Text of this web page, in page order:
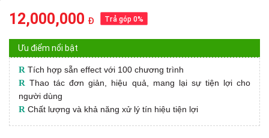
12,000,000 Đ Trả góp 0%
Ưu điểm nổi bật
R Tích hợp sẵn effect với 100 chương trình
R Thao tác đơn giản, hiệu quả, mang lại sự tiện lợi cho
người dùng
R Chất lượng và khả năng xử lý tín hiệu tiện lợi